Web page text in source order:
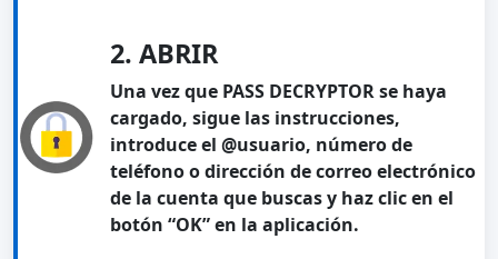
2. ABRIR
Una vez que PASS DECRYPTOR se haya
cargado, sigue las instrucciones,
introduce el @usuario, número de
teléfono o dirección de correo electrónico
de la cuenta que buscas y haz clic en el
botón “OK” en la aplicación.